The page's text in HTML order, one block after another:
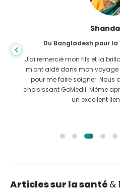
Du Bangladesh pour
J'ai remercié mon fils et la
m'ont aidé dans mon voyage
pour me faire soigner. Nous
choisissant GoMedii. Même
un excellent
Articles sur la santé &